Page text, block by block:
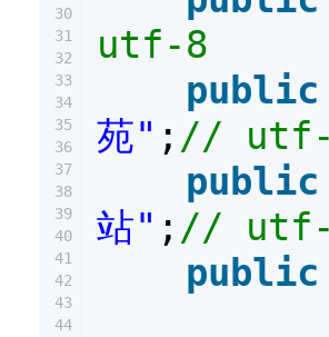
30
31
32
33
34
35
36
37
38
39
40
41
42
43
44
utf-8
public
苑" ; //
public
站" ; //
public